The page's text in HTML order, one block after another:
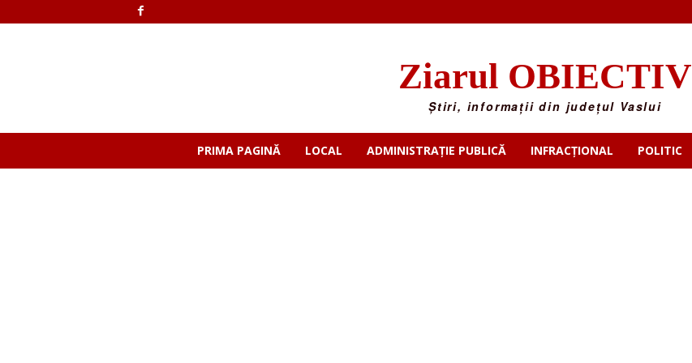
Ziarul OBIECTIV
Știri, informații din județul Vaslui
PRIMA PAGINĂ LOCAL ADMINISTRAȚIE PUBLICĂ INFRACȚIONAL POLITIC